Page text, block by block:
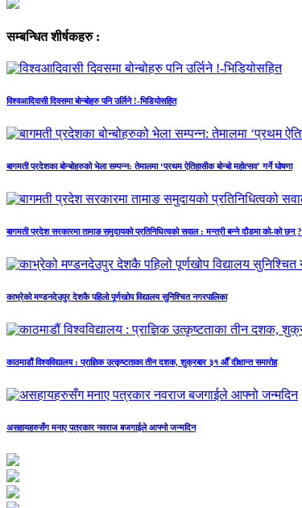
सम्बन्धित शीर्षकहरु :
विश्वआदिवासी दिवसमा बोन्बोहरु पनि उर्लिने !-भिडियोसहित
बागमती प्रदेशका बोन्बोहरुको भेला सम्पन्न: तेमालमा ‘प्रथम ऐतिहासीक बोन्बो महोत्सव’ गर्ने घोषणा
बागमती प्रदेश सरकारमा तामाङ समुदायको प्रतिनिधित्वको सवाल : मन्त्री बन्ने दौडमा को‐को छन् ?
काभ्रेको मण्डनदेउपुर देशकै पहिलो पूर्णखोप विद्यालय सुनिश्चित नगरपालिका
काठमाडौं विश्वविद्यालय : प्राज्ञिक उत्कृष्टताका तीन दशक, शुक्रबार ३१ औँ दीक्षान्त समारोह
असहायहरुसँग मनाए पत्रकार नवराज बजगाईले आफ्नो जन्मदिन